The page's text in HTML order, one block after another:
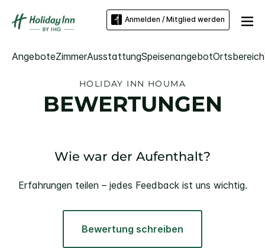
Anmelden / Mitglied werden
AngeboteZimmerAusstattungSpeisenangebotOrtsbereich
HOLIDAY INN HOUMA
BEWERTUNGEN
Wie war der Aufenthalt?
Erfahrungen teilen – jedes Feedback ist uns wichtig.
Bewertung schreiben